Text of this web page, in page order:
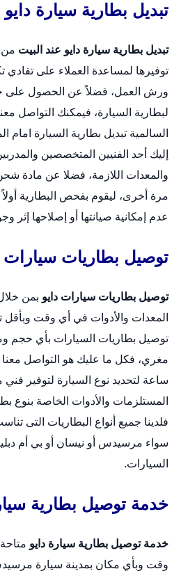
تبديل بطارية سيارة
تبديل بطارية سيارة دايو عند البيت من
توفيرها لمساعدة العملاء على تفادي
ورش العمل، فضلاً عن الحصول على
لبطارية السيارة، فيمكنك التواصل
السالمية تبديل بطارية السيارة امام
إليك أحد الفنيين المتخصصين
والمعدات اللازمة، فضلا عن مادة
مرة أخرى، ليقوم بفحص البطارية أولاً
عدم إمكانية صيانتها أو إصلاحها
توصيل بطاريات سيارات
توصيل بطاريات سيارات دايو بمن
المعدات والأدوات في أي وقت وبأقل
توصيل بطاريات السيارات بأي حجم
ساعة لتحديد نوع السيارة لتوفير
المستلزمات والأدوات الخاصة بنوع
فلدينا جميع أنواع البطاريات التى
سواء مرسيدس أو نيسان أو بي أم
السيارات.
خدمة توصيل بطارية
خدمة توصيل بطارية سيارة دايو
وقت وبأي مكان بمدينة سيارة